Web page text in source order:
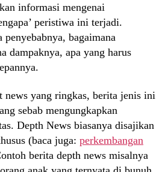
informasi mengenai
peristiwa ini terjadi.
bagaimana
dampaknya, apa yang harus
news yang ringkas, berita jenis ini
sebab mengungkapkan
Depth News biasanya disajikan
(baca juga: perkembangan
berita depth news misalnya